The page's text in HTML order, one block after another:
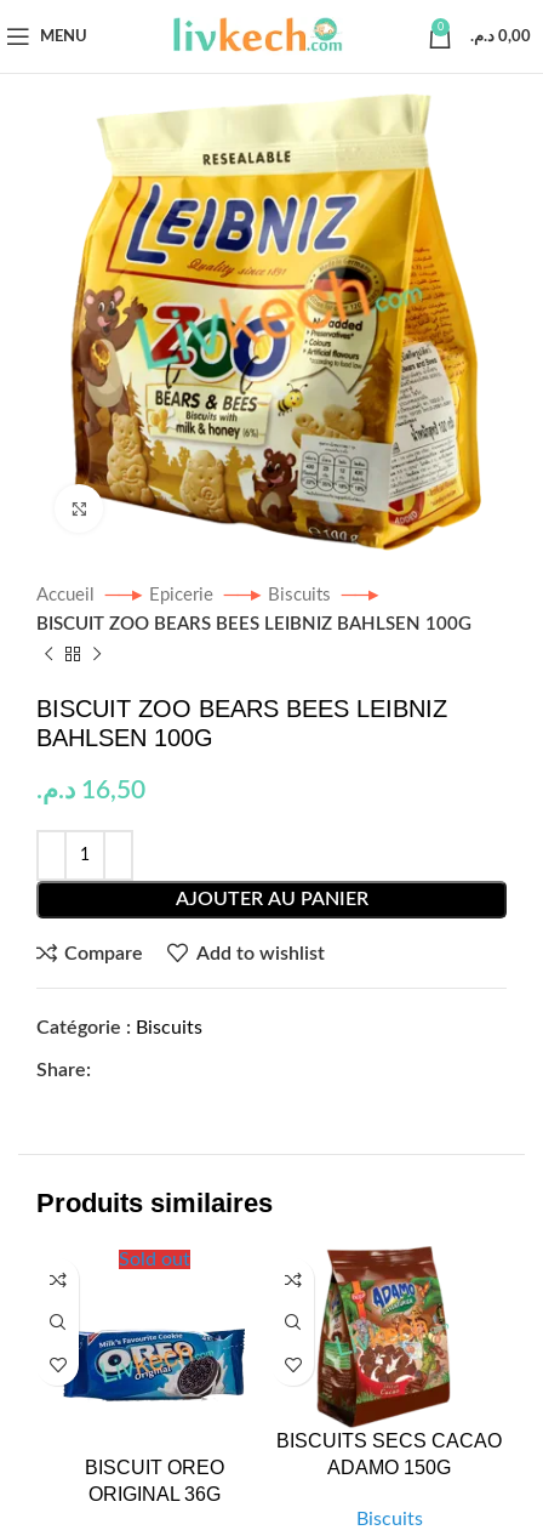
MENU
0
0,00 د.م.
Click to enlarge
Accueil Epicerie
Biscuits
BISCUIT ZOO BEARS BEES LEIBNIZ BAHLSEN 100G
BISCUIT ZOO BEARS BEES LEIBNIZ
BAHLSEN 100G
16,50 د.م.
AJOUTER AU PANIER
Compare Add to wishlist
Catégorie : Biscuits
Share:
Produits similaires
Sold out
BISCUIT OREO
ORIGINAL 36G
BISCUITS SECS CACAO
ADAMO 150G
Biscuits